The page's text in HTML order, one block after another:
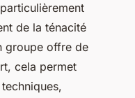
de la ténacité
groupe offre de
cela permet